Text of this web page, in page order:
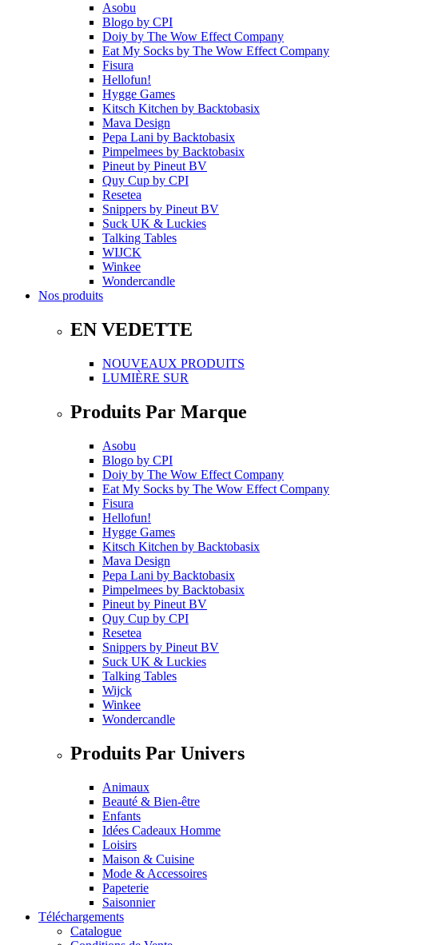
Asobu
Blogo by CPI
Doiy by The Wow Effect Company
Eat My Socks by The Wow Effect Company
Fisura
Hellofun!
Hygge Games
Kitsch Kitchen by Backtobasix
Mava Design
Pepa Lani by Backtobasix
Pimpelmees by Backtobasix
Pineutby Pineut BV
Quy Cup by CPI
Resetea
Snippers by Pineut BV
Suck UK & Luckies
Talking Tables
WIJCK
Winkee
Wondercandle
Nos produits
EN VEDETTE
NOUVEAUX PRODUITS
LUMIÈRE SUR
Produits Par Marque
Asobu
Blogo by CPI
Doiy by The Wow Effect Company
Eat My Socks by The Wow Effect Company
Fisura
Hellofun!
Hygge Games
Kitsch Kitchen by Backtobasix
Mava Design
Pepa Lani by Backtobasix
Pimpelmees by Backtobasix
Pineut by Pineut BV
Quy Cup by CPI
Resetea
Snippers by Pineut BV
Suck UK & Luckies
Talking Tables
Wijck
Winkee
Wondercandle
Produits Par Univers
Animaux
Beauté & Bien-être
Enfants
Idées Cadeaux Homme
Loisirs
Maison & Cuisine
Mode & Accessoires
Papeterie
Saisonnier
Téléchargements
Catalogue